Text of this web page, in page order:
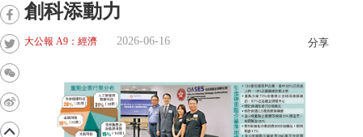
創科添動力
大公報 A9：經濟 2026-06-16 分享